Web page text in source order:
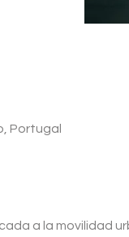
Portugal
a la movilidad